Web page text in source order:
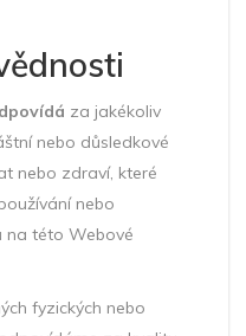
za jakékoliv
nebo důsledkové
nebo zdraví, které
nebo
na této Webové
fyzických nebo